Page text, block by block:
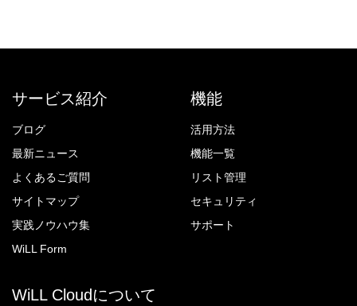
サービス紹介
ブログ
最新ニュース
よくあるご質問
サイトマップ
実践ノウハウ集
WiLL Form
機能
活用方法
機能一覧
リスト管理
セキュリティ
サポート
WiLL Cloudについて